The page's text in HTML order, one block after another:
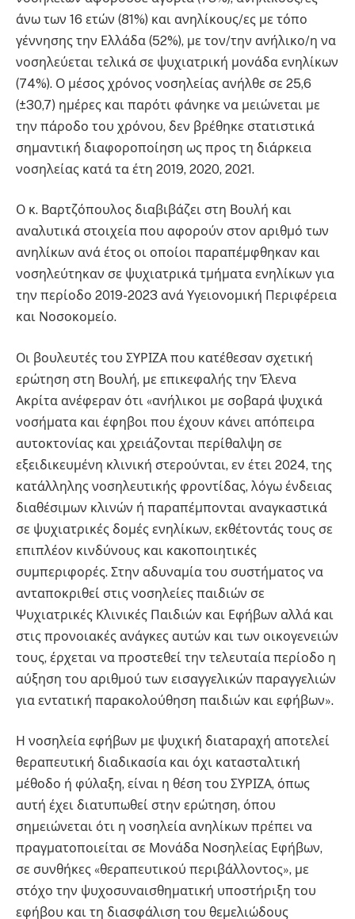
άνω των 16 ετών (81%) και ανηλίκους/ες με τόπο
γέννησης την Ελλάδα (52%), με τον/την ανήλικο/η να
νοσηλεύεται τελικά σε ψυχιατρική μονάδα ενηλίκων
(74%). Ο μέσος χρόνος νοσηλείας ανήλθε σε 25,6
(±30,7) ημέρες και παρότι φάνηκε να μειώνεται με
την πάροδο του χρόνου, δεν βρέθηκε στατιστικά
σημαντική διαφοροποίηση ως προς τη διάρκεια
νοσηλείας κατά τα έτη 2019, 2020, 2021.
Ο κ. Βαρτζόπουλος διαβιβάζει στη Βουλή και
αναλυτικά στοιχεία που αφορούν στον αριθμό των
ανηλίκων ανά έτος οι οποίοι παραπέμφθηκαν και
νοσηλεύτηκαν σε ψυχιατρικά τμήματα ενηλίκων για
την περίοδο 2019-2023 ανά Υγειονομική Περιφέρεια
και Νοσοκομείο.
Οι βουλευτές του ΣΥΡΙΖΑ που κατέθεσαν σχετική
ερώτηση στη Βουλή, με επικεφαλής την Έλενα
Ακρίτα ανέφεραν ότι «ανήλικοι με σοβαρά ψυχικά
νοσήματα και έφηβοι που έχουν κάνει απόπειρα
αυτοκτονίας και χρειάζονται περίθαλψη σε
εξειδικευμένη κλινική στερούνται, εν έτει 2024, της
κατάλληλης νοσηλευτικής φροντίδας, λόγω ένδειας
διαθέσιμων κλινών ή παραπέμπονται αναγκαστικά
σε ψυχιατρικές δομές ενηλίκων, εκθέτοντάς τους σε
επιπλέον κινδύνους και κακοποιητικές
συμπεριφορές. Στην αδυναμία του συστήματος να
ανταποκριθεί στις νοσηλείες παιδιών σε
Ψυχιατρικές Κλινικές Παιδιών και Εφήβων αλλά και
στις προνοιακές ανάγκες αυτών και των οικογενειών
τους, έρχεται να προστεθεί την τελευταία περίοδο η
αύξηση του αριθμού των εισαγγελικών παραγγελιών
για εντατική παρακολούθηση παιδιών και εφήβων».
Η νοσηλεία εφήβων με ψυχική διαταραχή αποτελεί
θεραπευτική διαδικασία και όχι κατασταλτική
μέθοδο ή φύλαξη, είναι η θέση του ΣΥΡΙΖΑ, όπως
αυτή έχει διατυπωθεί στην ερώτηση, όπου
σημειώνεται ότι η νοσηλεία ανηλίκων πρέπει να
πραγματοποιείται σε Μονάδα Νοσηλείας Εφήβων,
σε συνθήκες «θεραπευτικού περιβάλλοντος», με
στόχο την ψυχοσυναισθηματική υποστήριξη του
εφήβου και τη διασφάλιση του θεμελιώδους